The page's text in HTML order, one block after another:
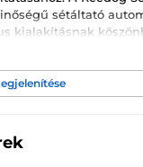
sétáltató
kialakításnak
3 fékezési módot
ideális nagytestű